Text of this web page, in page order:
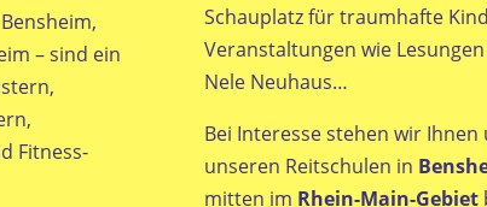
– sind ein
Fitness-
Schauplatz für traumhafte
Veranstaltungen wie
Nele Neuhaus…
Bei Interesse stehen wir
unseren Reitschulen in
mitten im Rhein-Main-Gebiet